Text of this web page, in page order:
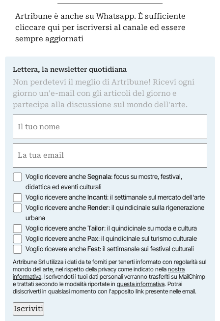
Artribune è anche su Whatsapp. È sufficiente
cliccare qui per iscriversi al canale ed essere
sempre aggiornati
Lettera, la newsletter quotidiana
Non perdetevi il meglio di Artribune! Ricevi ogni
giorno un'e-mail con gli articoli del giorno e
partecipa alla discussione sul mondo dell'arte.
(Required)
First
(Required)
Opzioni
Voglio ricevere ancheSegnala: focus su mostre, festival,
didattica ed eventi culturali
Voglio ricevere ancheIncanti: il settimanale sul mercato dell'arte
Voglio ricevere ancheRender: il quindicinale sulla rigenerazione
urbana
Voglio ricevere ancheTailor: il quindicinale su moda e cultura
Voglio ricevere anchePax: il quindicinale sul turismo culturale
Voglio ricevere ancheFest: il settimanale sui festival culturali
Artribune Srl utilizza i dati da te forniti per tenerti informato con regolarità sul
mondo dell'arte, nel rispetto della privacy come indicato nella nostra
informativa. Iscrivendoti i tuoi dati personali verranno trasferiti su MailChimp
e trattati secondo le modalità riportate in questa informativa. Potrai
disiscriverti in qualsiasi momento con l'apposito link presente nelle email.
Iscriviti